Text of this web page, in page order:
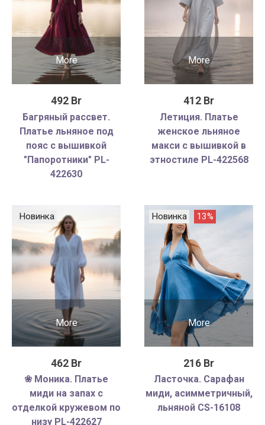
More
492 Br
Багряный рассвет.
Платье льняное под
пояс с вышивкой
"Папоротники" PL-
422630
More
412 Br
Летиция. Платье
женское льняное
макси с вышивкой в
этностиле PL-422568
More
Новинка
462 Br
❀ Моника. Платье
миди на запах с
отделкой кружевом по
низу PL-422627
More
Новинка 13%
216 Br
Ласточка. Сарафан
миди, асимметричный,
льняной CS-16108